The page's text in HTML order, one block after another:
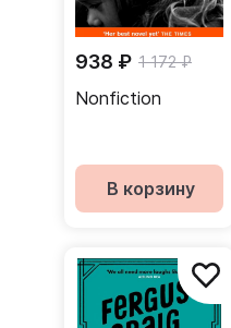
938 ₽ 1 172 ₽
Nonfiction
В корзину